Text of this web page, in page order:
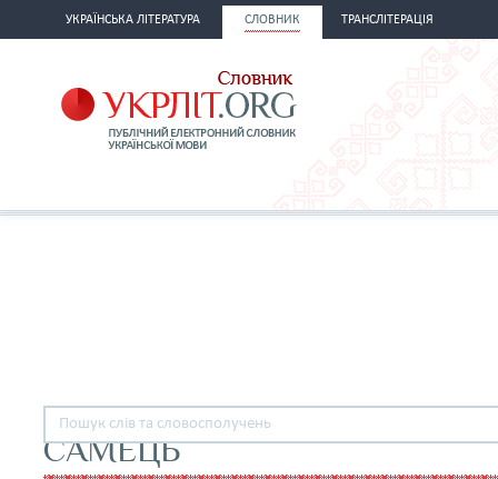
УКРАЇНСЬКА ЛІТЕРАТУРА СЛОВНИК ТРАНСЛІТЕРАЦІЯ
САМЕЦЬ